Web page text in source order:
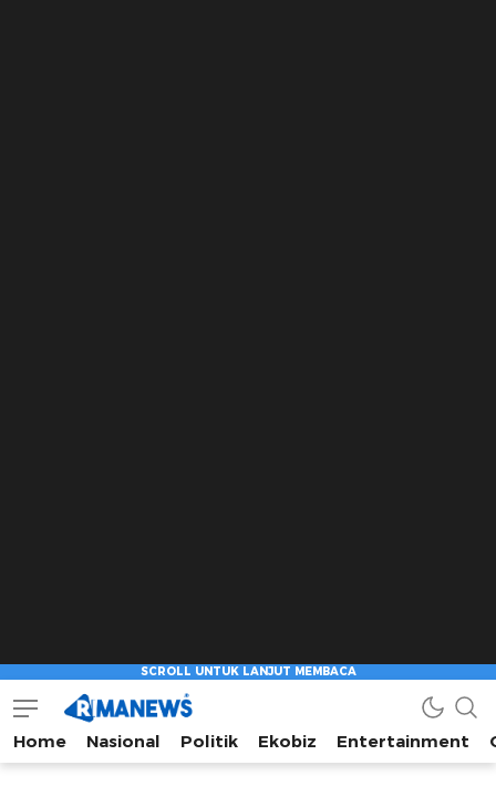
Home Nasional Politik Ekobiz Entertainment